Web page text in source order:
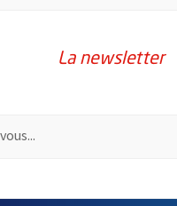
La newsletter